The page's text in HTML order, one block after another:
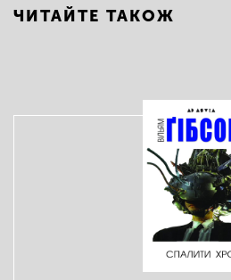
ЧИТАЙТЕ ТАКОЖ